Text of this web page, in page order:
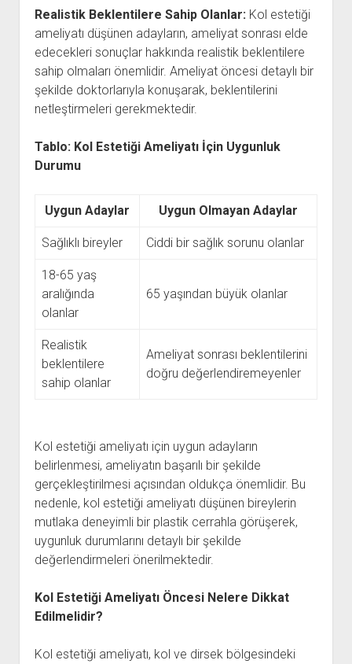
Realistik Beklentilere Sahip Olanlar: Kol estetiği
ameliyatı düşünen adayların, ameliyat sonrası elde
edecekleri sonuçlar hakkında realistik beklentilere
sahip olmaları önemlidir. Ameliyat öncesi detaylı bir
şekilde doktorlarıyla konuşarak, beklentilerini
netleştirmeleri gerekmektedir.
Tablo: Kol Estetiği Ameliyatı İçin Uygunluk
Durumu
Uygun Adaylar Uygun Olmayan Adaylar
Sağlıklı bireyler Ciddi bir sağlık sorunu olanlar
18-65 yaş
aralığında
olanlar
65 yaşından büyük olanlar
Realistik
beklentilere
sahip olanlar
Ameliyat sonrası beklentilerini
doğru değerlendiremeyenler
Kol estetiği ameliyatı için uygun adayların
belirlenmesi, ameliyatın başarılı bir şekilde
gerçekleştirilmesi açısından oldukça önemlidir. Bu
nedenle, kol estetiği ameliyatı düşünen bireylerin
mutlaka deneyimli bir plastik cerrahla görüşerek,
uygunluk durumlarını detaylı bir şekilde
değerlendirmeleri önerilmektedir.
Kol Estetiği Ameliyatı Öncesi Nelere Dikkat
Edilmelidir?
Kol estetiği ameliyatı, kol ve dirsek bölgesindeki